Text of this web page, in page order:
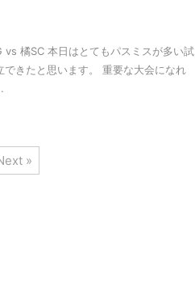
橘SC 本日はとてもパスミスが多い試
きたと思います。 重要な大会になれ
»